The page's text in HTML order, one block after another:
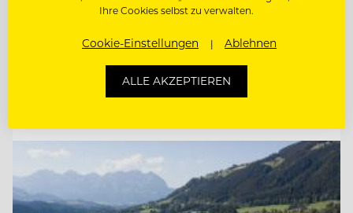
COMMIS DE CUISINE (M/W/D)
Ihre Cookies selbst zu verwalten.
Cookie-Einstellungen Ablehnen
ALLE AKZEPTIEREN